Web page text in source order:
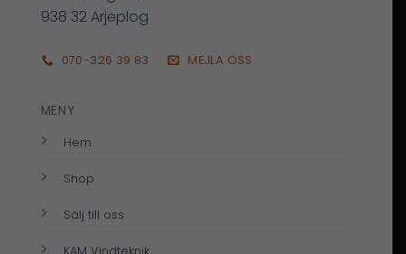
938 32 Arjeplog
070-326 39 83 MEJLA OSS
MENY
Hem
Shop
Sälj till oss
KAM Vindteknik